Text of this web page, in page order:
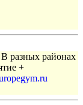
В разных районах
+